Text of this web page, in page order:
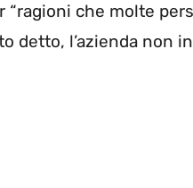
“ragioni che molte
detto, l’azienda non